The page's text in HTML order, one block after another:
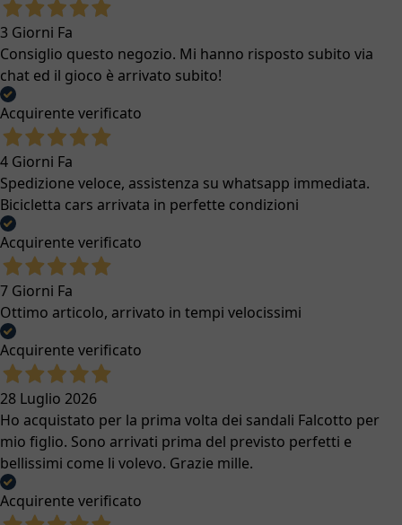
3 Giorni Fa
Consiglio questo negozio. Mi hanno risposto subito via
chat ed il gioco è arrivato subito!
Acquirente verificato
4 Giorni Fa
Spedizione veloce, assistenza su whatsapp immediata.
Bicicletta cars arrivata in perfette condizioni
Acquirente verificato
7 Giorni Fa
Ottimo articolo, arrivato in tempi velocissimi
Acquirente verificato
28 Luglio 2026
Ho acquistato per la prima volta dei sandali Falcotto per
mio figlio. Sono arrivati prima del previsto perfetti e
bellissimi come li volevo. Grazie mille.
Acquirente verificato